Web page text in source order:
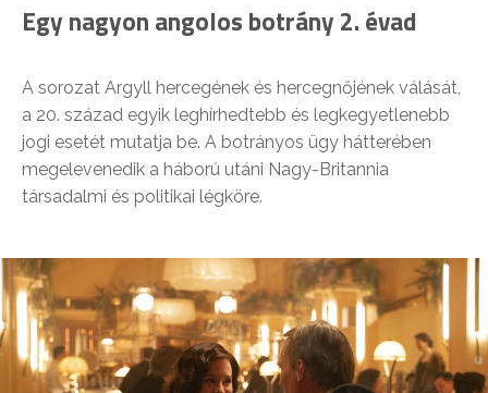
Egy nagyon angolos botrány 2. évad
A sorozat Argyll hercegének és hercegnőjének válását,
a 20. század egyik leghírhedtebb és legkegyetlenebb
jogi esetét mutatja be. A botrányos ügy hátterében
megelevenedik a háború utáni Nagy-Britannia
társadalmi és politikai légköre.